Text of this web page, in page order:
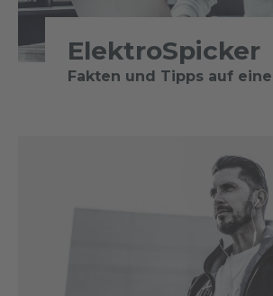
ElektroSpicker
Fakten und Tipps auf